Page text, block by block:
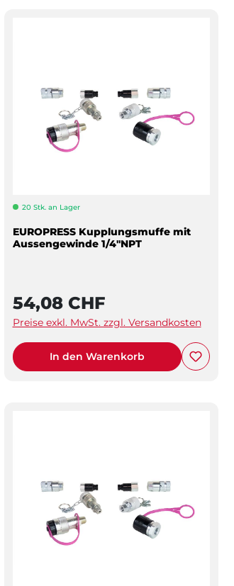
20 Stk. an Lager
EUROPRESS Kupplungsmuffe mit
Aussengewinde 1/4"NPT
54,08 CHF
Preise exkl. MwSt. zzgl. Versandkosten
In den Warenkorb